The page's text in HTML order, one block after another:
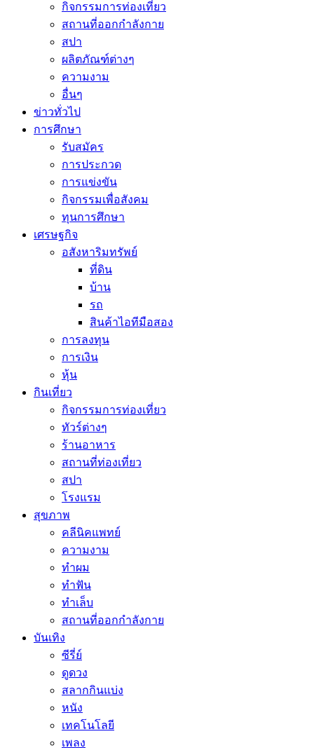
กิจกรรมการท่องเที่ยว
สถานที่ออกกำลังกาย
สปา
ผลิตภัณฑ์ต่างๆ
ความงาม
อื่นๆ
ข่าวทั่วไป
การศึกษา
รับสมัคร
การประกวด
การแข่งขัน
กิจกรรมเพื่อสังคม
ทุนการศึกษา
เศรษฐกิจ
อสังหาริมทรัพย์
ที่ดิน
บ้าน
รถ
สินค้าไอทีมือสอง
การลงทุน
การเงิน
หุ้น
กินเที่ยว
กิจกรรมการท่องเที่ยว
ทัวร์ต่างๆ
ร้านอาหาร
สถานที่ท่องเที่ยว
สปา
โรงแรม
สุขภาพ
คลีนิคแพทย์
ความงาม
ทำผม
ทำฟัน
ทำเล็บ
สถานที่ออกกำลังกาย
บันเทิง
ซีรี่ย์
ดูดวง
สลากกินแบ่ง
หนัง
เทคโนโลยี
เพลง